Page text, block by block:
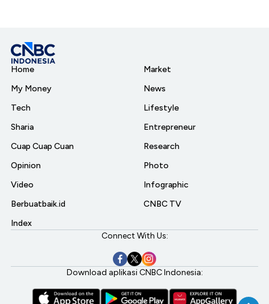
Home
My Money
Tech
Sharia
Cuap Cuap Cuan
Opinion
Video
Berbuatbaik.id
Index
Market
News
Lifestyle
Entrepreneur
Research
Photo
Infographic
CNBC TV
Connect With Us:
Download aplikasi CNBC Indonesia: